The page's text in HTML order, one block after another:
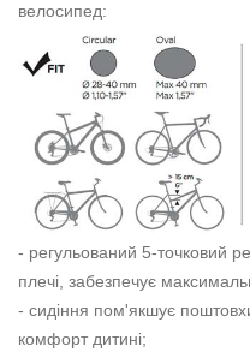
велосипед:
- регульований 5-точковий
плечі, забезпечує
- сидіння пом'якшує
комфорт дитині;